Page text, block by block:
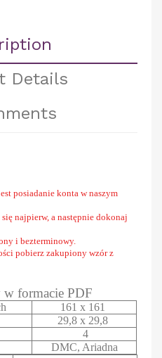
Details
posiadanie konta w naszym
najpierw, a następnie dokonaj
i bezterminowy.
pobierz zakupiony wzór z
formacie PDF
161 x 161
29,8 x 29,8
4
DMC, Ariadna